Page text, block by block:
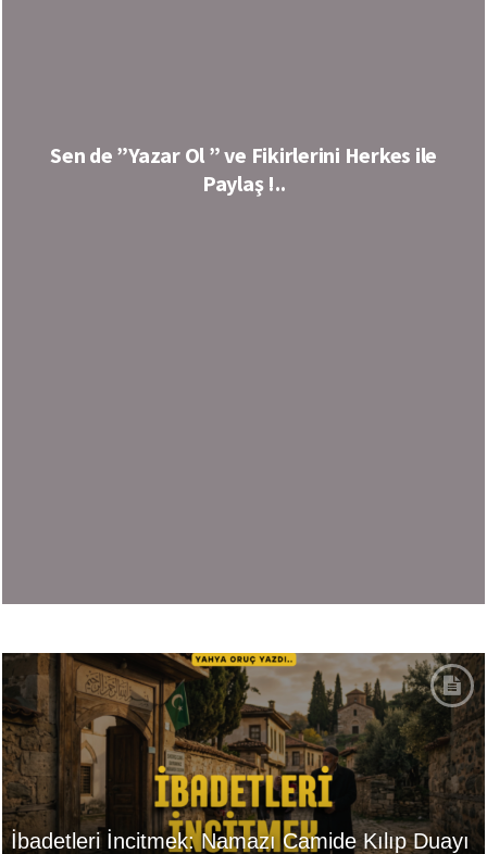
İbadetleri İncitmek: Namazı Camide Kılıp Duayı